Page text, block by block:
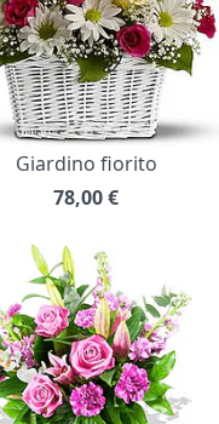
Giardino fiorito
78,00€